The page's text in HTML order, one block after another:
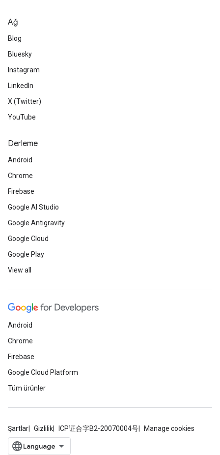
Ağ
Blog
Bluesky
Instagram
LinkedIn
X (Twitter)
YouTube
Derleme
Android
Chrome
Firebase
Google AI Studio
Google Antigravity
Google Cloud
Google Play
View all
Android
Chrome
Firebase
Google Cloud Platform
Tüm ürünler
Şartlar Gizlilik ICP证合字B2-20070004号 Manage cookies